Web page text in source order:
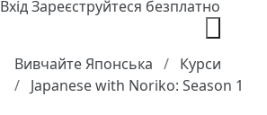
ВхідЗареєструйтеся безплатно
Вивчайте Японська
Курси
Japanese with Noriko: Season 1